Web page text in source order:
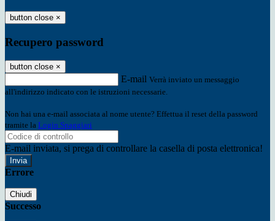
button close ×
Recupero password
button close ×
E-mail Verrà inviato un messaggio
all'indirizzo indicato con le istruzioni necessarie.
Non hai una e-mail associata al nome utente? Effettua il reset della password
tramite la Login Spaggiari
E-mail inviata, si prega di controllare la casella di posta elettronica!
Errore
Chiudi
Successo